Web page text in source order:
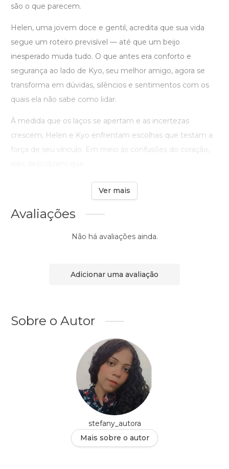
são o que parecem.
Helen, uma jovem doce e gentil, acredita que sua vida
segue um roteiro previsível — até que um beijo
inesperado muda tudo. O que antes era conforto e
segurança ao lado de Kyo, seu melhor amigo, agora se
transforma em dúvidas, silêncios e sentimentos com os
quais ela não sabe como lidar.
À medida que os laços se apertam e as incertezas
crescem, Helen e Kyo enfrentam escolhas que testam a
força de seu vínculo. Em meio às confusões do coração,
Ver mais
Avaliações
Não há avaliações ainda.
Adicionar uma avaliação
Sobre o Autor
stefany_autora
Mais sobre o autor